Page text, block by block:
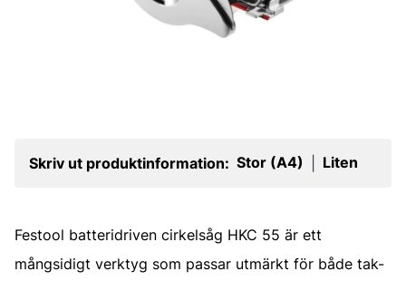
Skriv ut produktinformation: Stor (A4) Liten
Festool batteridriven cirkelsåg HKC 55 är ett
mångsidigt verktyg som passar utmärkt för både tak-